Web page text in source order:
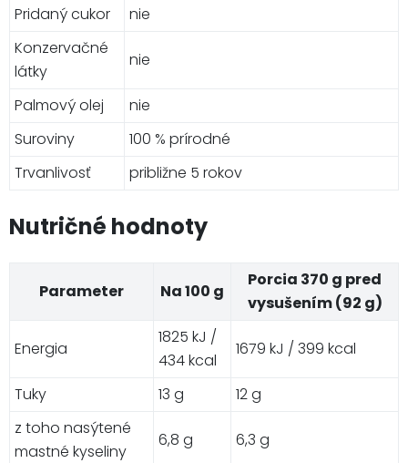
Pridaný cukor
nie
Konzervačné
látky
nie
Palmový olej
nie
Suroviny
100 % prírodné
Trvanlivosť
približne 5 rokov
Nutričné hodnoty
Parameter Na 100 g
Porcia 370 g pred
vysušením (92 g)
Energia
1825 kJ /
434 kcal
1679 kJ / 399 kcal
Tuky 13 g
12 g
z toho nasýtené
mastné kyseliny
6,8 g 6,3 g